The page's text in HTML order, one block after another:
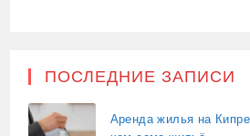
ПОСЛЕДНИЕ ЗАПИСИ
Аренда жилья на